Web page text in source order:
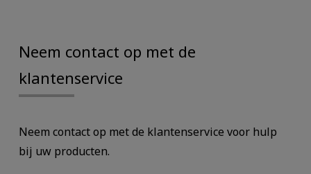
Neem contact op met de
klantenservice
Neem contact op met de klantenservice voor hulp
bij uw producten.